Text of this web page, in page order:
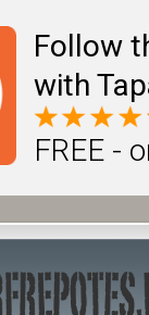
Follow
with
FREE -